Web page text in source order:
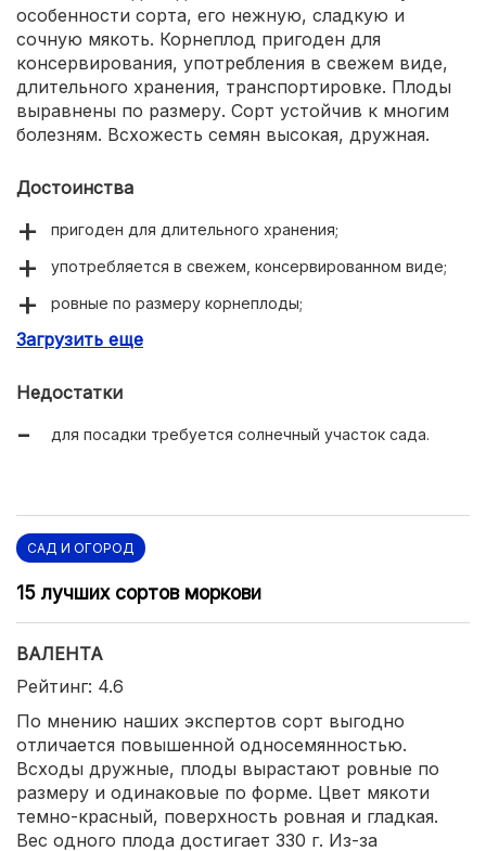
особенности сорта, его нежную, сладкую и
сочную мякоть. Корнеплод пригоден для
консервирования, употребления в свежем виде,
длительного хранения, транспортировке. Плоды
выравнены по размеру. Сорт устойчив к многим
болезням. Всхожесть семян высокая, дружная.
Достоинства
пригоден для длительного хранения;
употребляется в свежем, консервированном виде;
ровные по размеру корнеплоды;
отсутствие колец на разрезе;
Загрузить еще
Недостатки
для посадки требуется солнечный участок сада.
САД И ОГОРОД
15 лучших сортов моркови
ВАЛЕНТА
Рейтинг: 4.6
По мнению наших экспертов сорт выгодно
отличается повышенной односемянностью.
Всходы дружные, плоды вырастают ровные по
размеру и одинаковые по форме. Цвет мякоти
темно-красный, поверхность ровная и гладкая.
Вес одного плода достигает 330 г. Из-за